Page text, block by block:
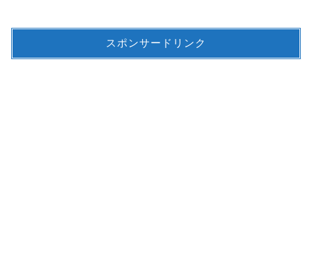
スポンサードリンク